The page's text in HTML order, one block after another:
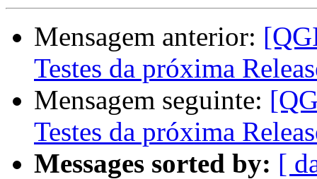
Mensagem anterior:
Testes da próxima
Mensagem seguinte:
Testes da próxima
Messages sorted by: [